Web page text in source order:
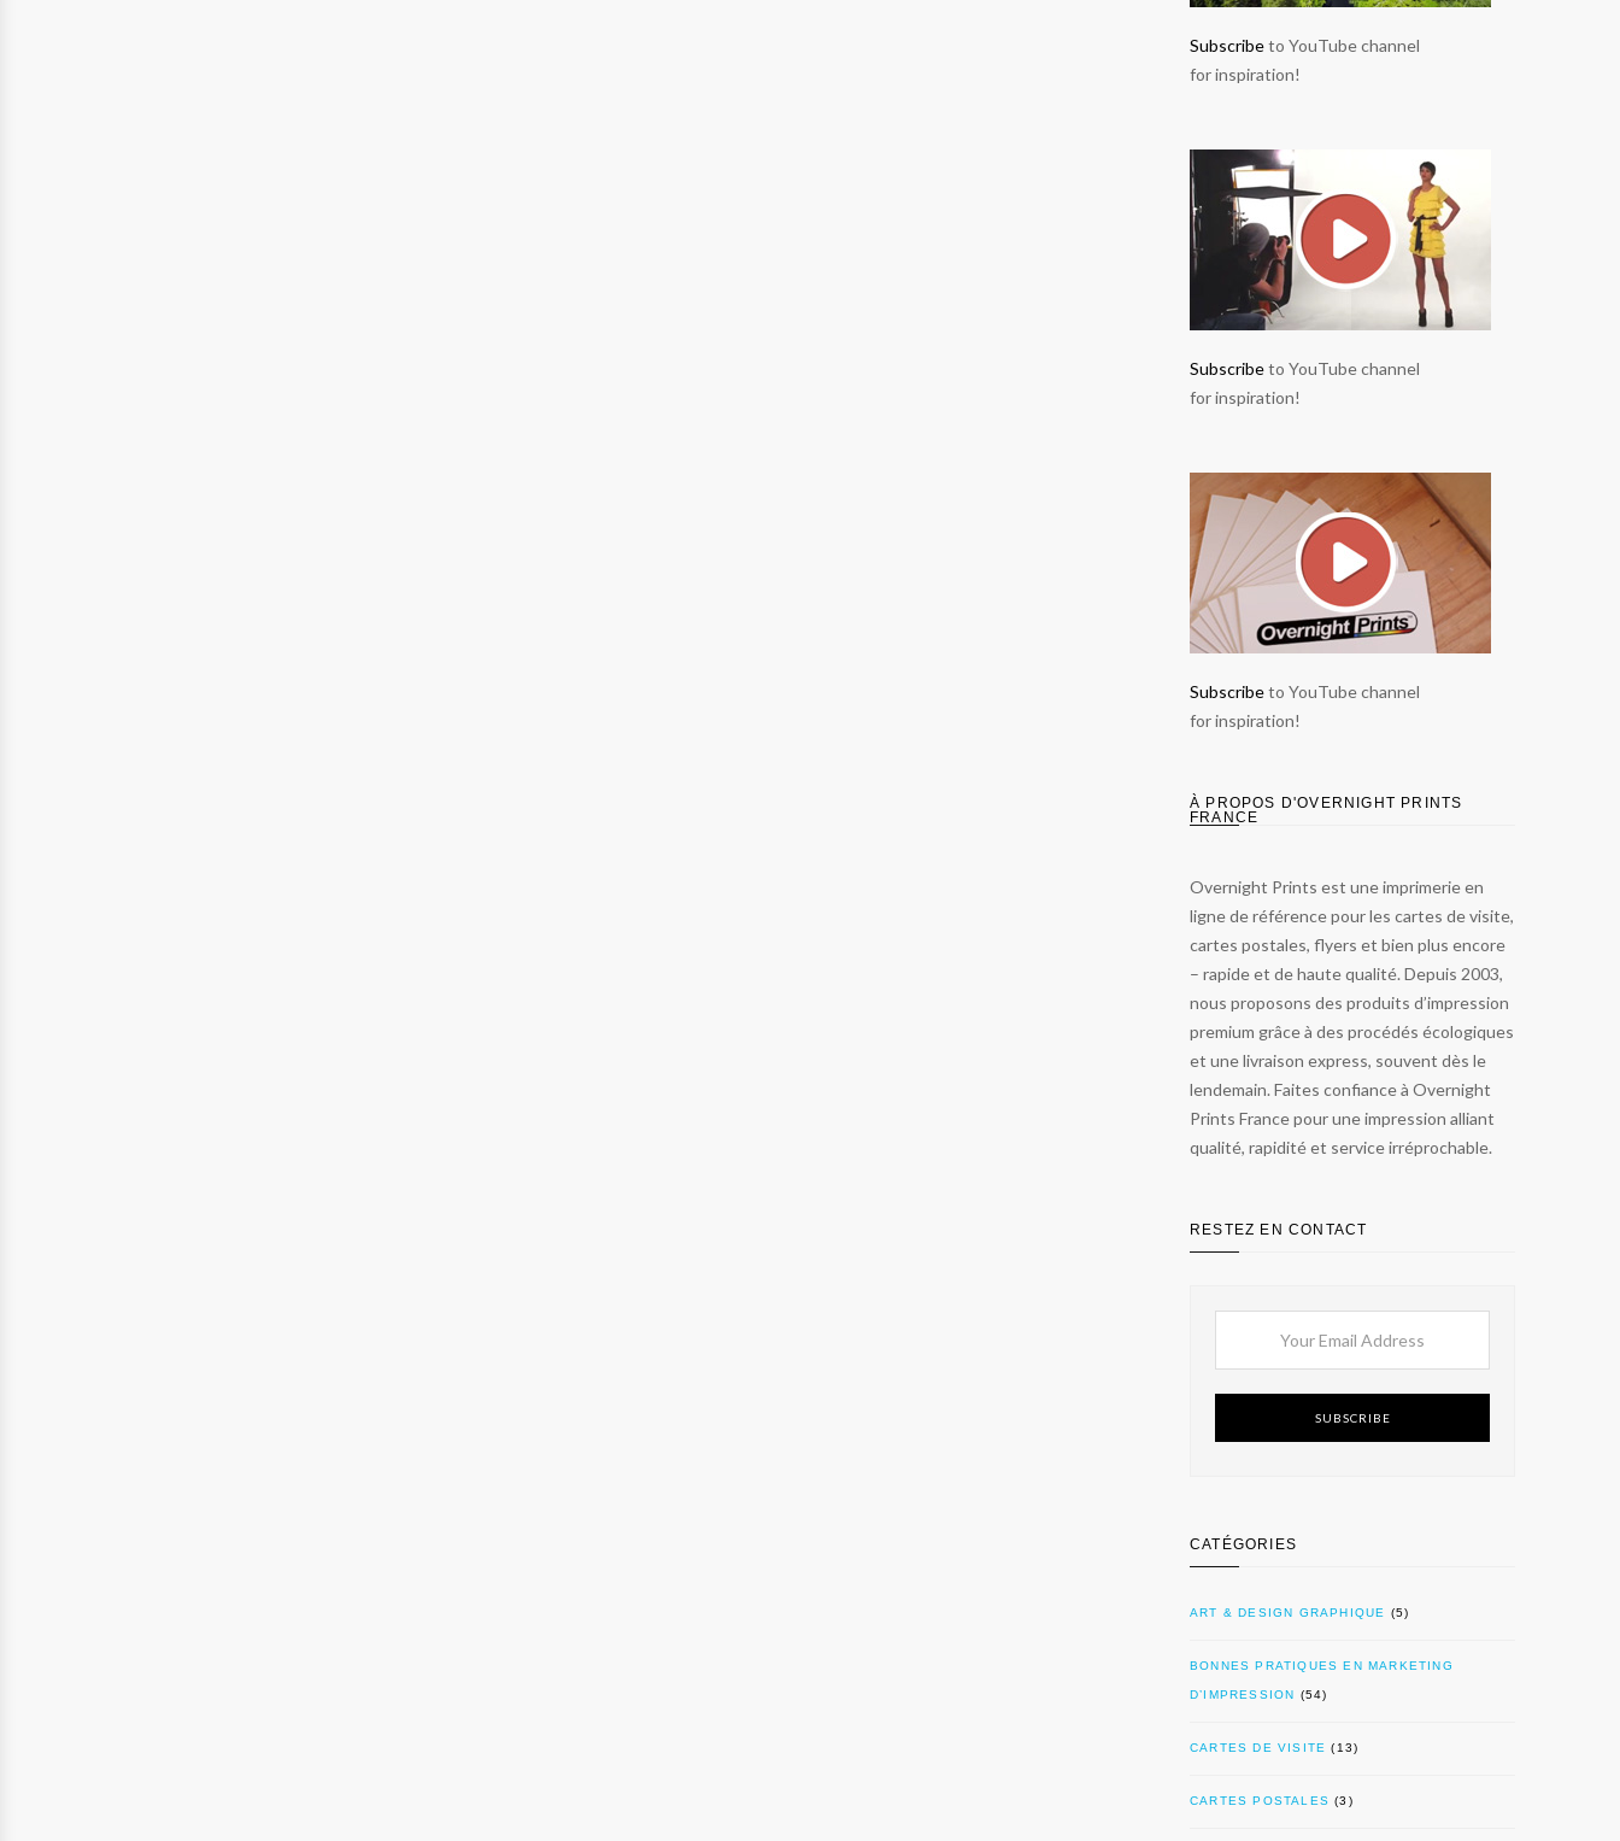
Subscribeto YouTube channel
for inspiration!
Subscribeto YouTube channel
for inspiration!
Subscribeto YouTube channel
for inspiration!
À PROPOS D'OVERNIGHT PRINTS
FRANCE
Overnight Prints est une imprimerie en
ligne de référence pour les cartes de visite,
cartes postales, flyers et bien plus encore
– rapide et de haute qualité. Depuis 2003,
nous proposons des produits d’impression
premium grâce à des procédés écologiques
et une livraison express, souvent dès le
lendemain. Faites confiance à Overnight
Prints France pour une impression alliant
qualité, rapidité et service irréprochable.
RESTEZ EN CONTACT
SUBSCRIBE
CATÉGORIES
ART & DESIGN GRAPHIQUE (5)
BONNES PRATIQUES EN MARKETING
D’IMPRESSION (54)
CARTES DE VISITE (13)
CARTES POSTALES (3)